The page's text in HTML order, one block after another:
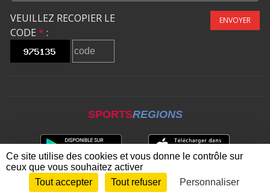
VEUILLEZ RECOPIER LE
CODE * :
ENVOYER
SPORTSREGIONS
Envie de participer ? CONNEXION
Ce site utilise des cookies et vous donne le contrôle sur
ceux que vous souhaitez activer
Tout accepter
Tout refuser Personnaliser